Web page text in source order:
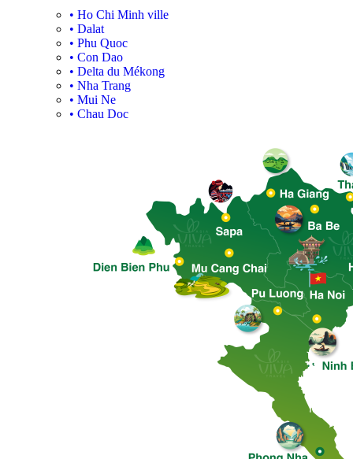
• Ho Chi Minh ville
• Dalat
• Phu Quoc
• Con Dao
• Delta du Mékong
• Nha Trang
• Mui Ne
• Chau Doc